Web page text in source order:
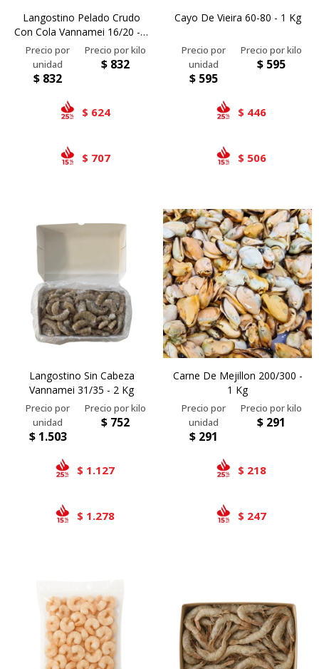
Langostino Pelado Crudo
Con Cola Vannamei 16/20 - 1
Kg
$ 832
$ 832
$ 624
$ 707
Cayo De Vieira 60-80 - 1 Kg
$ 595
$ 595
$ 446
$ 506
Langostino Sin Cabeza
Vannamei 31/35 - 2 Kg
$ 1.503
$ 752
$ 1.127
$ 1.278
Carne De Mejillon 200/300 -
1 Kg
$ 291
$ 291
$ 218
$ 247